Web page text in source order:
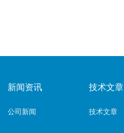
新闻资讯
公司新闻
技术文章
技术文章